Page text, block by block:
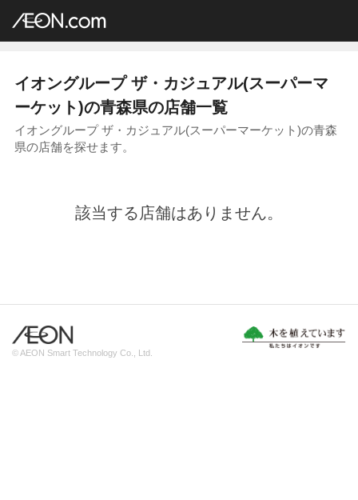
イオングループ店舗一覧
イオングループ ザ・カジュアル(スーパーマ
ーケット)の青森県の店舗一覧
イオングループ ザ・カジュアル(スーパーマーケット)の青森
県の店舗を探せます。
該当する店舗はありません。
© AEON Smart Technology Co., Ltd.